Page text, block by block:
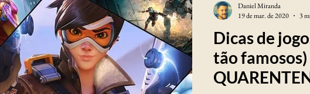
Dicas de
tão famosos)
Daniel Miranda
19 de mar. de 2020
3